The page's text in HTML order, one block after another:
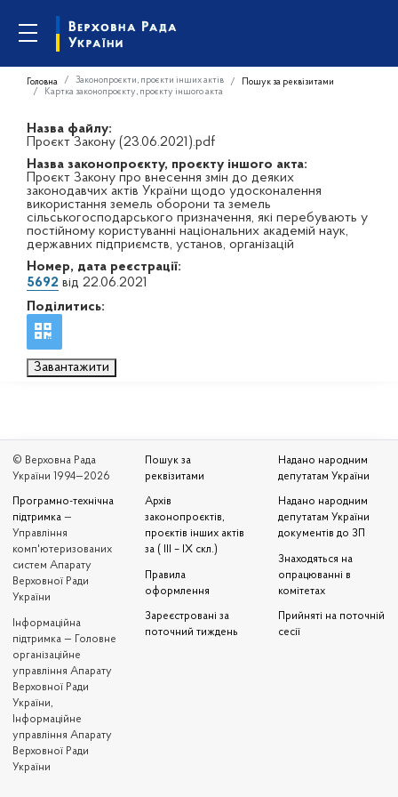
Головна Законопроєкти, проєкти інших актів
Пошук за реквізитами
Картка законопроєкту, проєкту іншого акта
Назва файлу:
Проєкт Закону (23.06.2021).pdf
Назва законопроєкту, проєкту іншого акта:
Проєкт Закону про внесення змін до деяких
законодавчих актів України щодо удосконалення
використання земель оборони та земель
сільськогосподарського призначення, які перебувають у
постійному користуванні національних академій наук,
державних підприємств, установ, організацій
Номер, дата реєстрації:
5692 від 22.06.2021
Поділитись:
Завантажити
© Верховна Рада
України 1994—2026
Програмно-технічна
підтримка —
Управління
комп'ютеризованих
систем Апарату
Верховної Ради
України
Iнформаційна
підтримка — Головне
організаційне
управління Апарату
Верховної Ради
України,
Інформаційне
управління Апарату
Верховної Ради
України
Пошук за
реквізитами
Архів
законопроєктів,
проєктів інших актів
за ( III – IX скл.)
Правила
оформлення
Зареєстровані за
поточний тиждень
Надано народним
депутатам України
Надано народним
депутатам України
документів до ЗП
Знаходяться на
опрацюванні в
комітетах
Прийняті на поточній
сесії